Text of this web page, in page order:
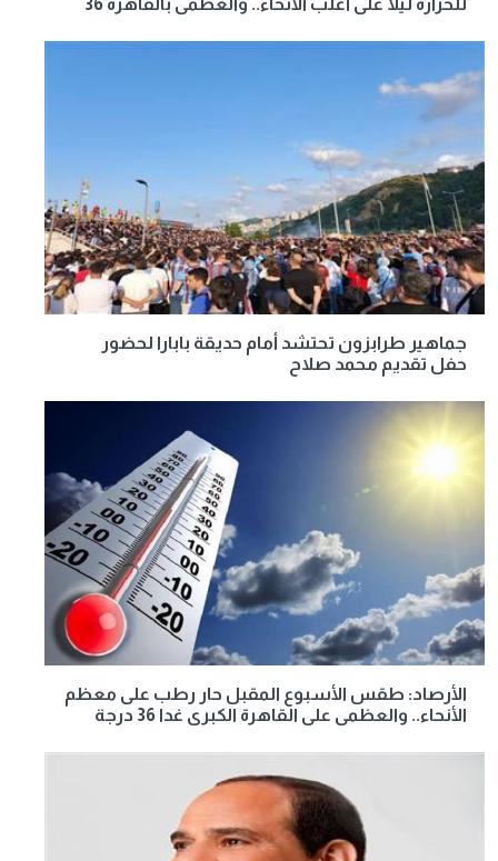
للحرارة ليلًا على أغلب الأنحاء.. والعظمى بالقاهرة 36
جماهير طرابزون تحتشد أمام حديقة بابارا لحضور
حفل تقديم محمد صلاح
الأرصاد: طقس الأسبوع المقبل حار رطب على معظم
الأنحاء.. والعظمى على القاهرة الكبرى غدا 36 درجة